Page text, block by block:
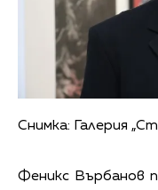
Снимка: Галерия
Феникс Върбанов